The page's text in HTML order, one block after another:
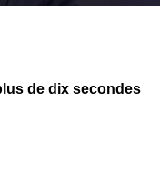
de dix secondes